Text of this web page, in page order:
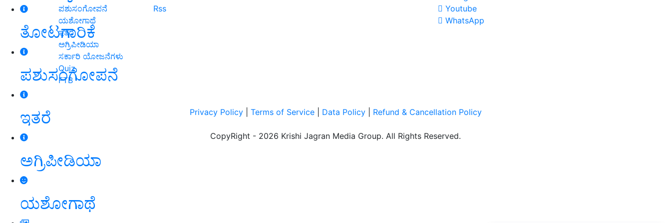
ತೋಟಗಾರಿಕೆ
ಪಶುಸಂಗೋಪನೆ
ಇತರೆ
ಅಗ್ರಿಪೀಡಿಯಾ
ಯಶೋಗಾಥೆ
ಪಶುಸಂಗೋಪನೆ
ಯಶೋಗಾಥೆ
ಇತರೆ
ಅಗ್ರಿಪೀಡಿಯಾ
ಸರ್ಕಾರಿ ಯೋಜನೆಗಳು
Quiz
FTB
Rss
Youtube
WhatsApp
Privacy Policy| Terms of Service| Data Policy| Refund & Cancellation Policy
CopyRight - 2026 Krishi Jagran Media Group. All Rights Reserved.